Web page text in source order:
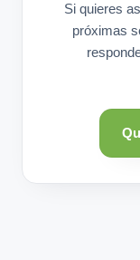
Si quieres
próximas